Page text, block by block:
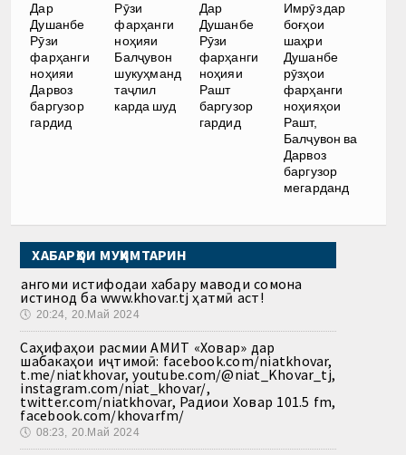
Дар
Душанбе
Рӯзи
фарҳанги
ноҳияи
Дарвоз
баргузор
гардид
Рӯзи
фарҳанги
ноҳияи
Балҷувон
шукуҳманд
таҷлил
карда шуд
Дар
Душанбе
Рӯзи
фарҳанги
ноҳияи
Рашт
баргузор
гардид
Имрӯз дар
боғҳои
шаҳри
Душанбе
рӯзҳои
фарҳанги
ноҳияҳои
Рашт,
Балҷувон ва
Дарвоз
баргузор
мегарданд
ХАБАРҲОИ МУҲИМТАРИН
Ҳангоми истифодаи хабару маводи сомона
истинод ба www.khovar.tj ҳатмӣ аст!
🕔 20:24, 20.Май 2024
Саҳифаҳои расмии АМИТ «Ховар» дар
шабакаҳои иҷтимоӣ: facebook.com/niatkhovar,
t.me/niatkhovar, youtube.com/@niat_Khovar_tj,
instagram.com/niat_khovar/,
twitter.com/niatkhovar, Радиои Ховар 101.5 fm,
facebook.com/khovarfm/
🕔 08:23, 20.Май 2024